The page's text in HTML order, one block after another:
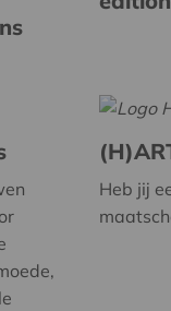
Heb jij